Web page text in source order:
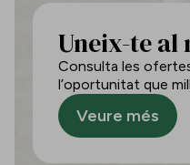
Uneix-te al
Consulta les
l’oportunitat que
Veure més